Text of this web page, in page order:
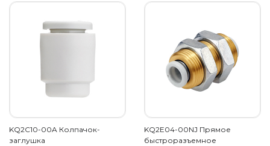
KQ2C10-00A Колпачок-
заглушка
KQ2E04-00NJ Прямое
быстроразъемное